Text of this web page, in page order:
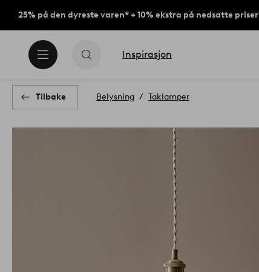
25% på den dyreste varen* + 10% ekstra på nedsatte
Inspirasjon
Tilbake Belysning Taklamper